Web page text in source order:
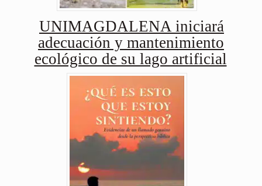
UNIMAGDALENA iniciará
adecuación y mantenimiento
ecológico de su lago artificial